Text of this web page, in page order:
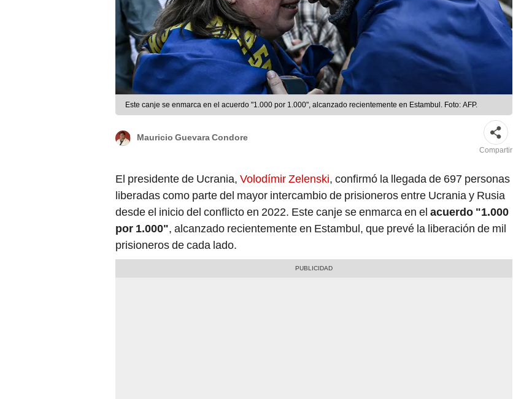
Este canje se enmarca en el acuerdo "1.000 por 1.000", alcanzado recientemente en Estambul. Foto: AFP.
Mauricio Guevara Condore
Compartir
El presidente de Ucrania, Volodímir Zelenski, confirmó la llegada de 697 personas
liberadas como parte del mayor intercambio de prisioneros entre Ucrania y Rusia
desde el inicio del conflicto en 2022. Este canje se enmarca en el acuerdo "1.000
por 1.000", alcanzado recientemente en Estambul, que prevé la liberación de mil
prisioneros de cada lado.